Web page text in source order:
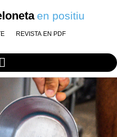
en positiu
REVISTA EN PDF